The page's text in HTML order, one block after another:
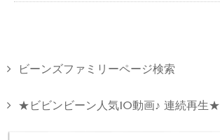
ビーンズファミリーページ検索
★ビビンビーン人気10動画♪ 連続再生★